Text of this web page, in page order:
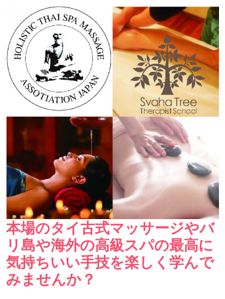
本場のタイ古式マッサージやバ
リ島や海外の高級スパの最高に
気持ちいい手技を楽しく学んで
みませんか？